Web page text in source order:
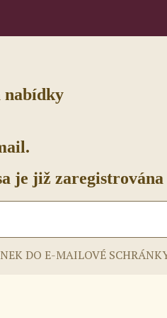
nabídky
je již zaregistrována
DO E-MAILOVÉ